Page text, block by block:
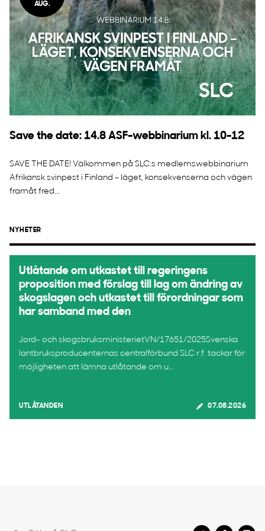
AUG.
Save the date: 14.8 ASF-webbinarium kl. 10-12
SAVE THE DATE! Välkommen på SLC:s medlemswebbinarium
Afrikansk svinpest i Finland – läget, konsekvenserna och vägen
framåt fred...
NYHETER
Utlåtande om utkastet till regeringens
proposition med förslag till lag om ändring av
skogslagen och utkastet till förordningar som
har samband med den
Jord- och skogsbruksministerietVN/17651/2025Svenska
lantbruksproducenternas centralförbund SLC r.f. tackar för
möjligheten att lämna utlåtande om u...
UTLÅTANDEN 07.08.2026